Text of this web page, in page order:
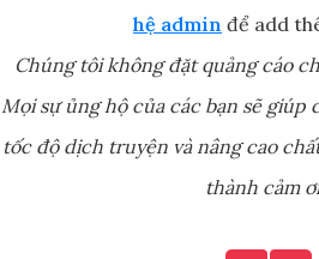
hệ admin để add
Chúng tôi không đặt quảng cáo
Mọi sự ủng hộ của các bạn sẽ
tốc độ dịch truyện và nâng cao
thành cảm